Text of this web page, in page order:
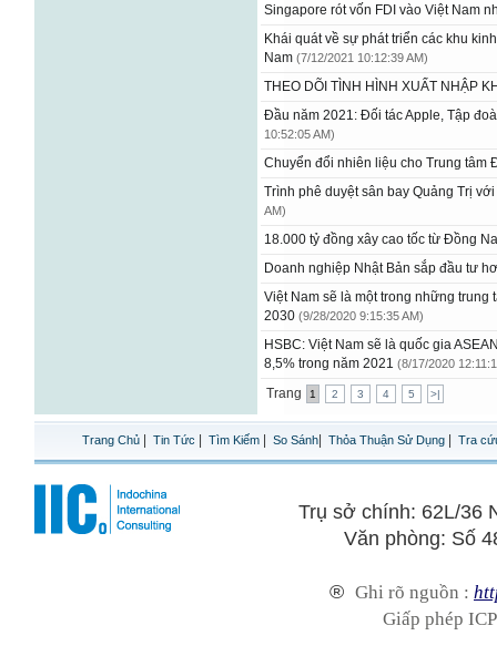
Singapore rót vốn FDI vào Việt Nam
Khái quát về sự phát triển các khu
Nam (7/12/2021 10:12:39 AM)
THEO DÕI TÌNH HÌNH XUẤT NHẬP
Đầu năm 2021: Đối tác Apple, Tập
10:52:05 AM)
Chuyển đổi nhiên liệu cho Trung
Trình phê duyệt sân bay Quảng Trị
AM)
18.000 tỷ đồng xây cao tốc từ Đồng
Doanh nghiệp Nhật Bản sắp đầu tư
Việt Nam sẽ là một trong những trung
2030 (9/28/2020 9:15:35 AM)
HSBC: Việt Nam sẽ là quốc gia
8,5% trong năm 2021 (8/17/2020
Trang 1 2 3 4 5 >|
Trang Chủ Tin Tức Tìm Kiếm So Sánh Thỏa Thuận Sử Dụng Tra
Trụ sở chính: 62L/36
Văn phòng: Số
® Ghi rõ nguồn :
Giấp phép